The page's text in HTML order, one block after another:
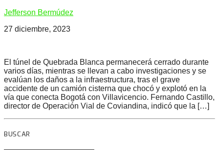
Jefferson Bermúdez
27 diciembre, 2023
El túnel de Quebrada Blanca permanecerá cerrado durante
varios días, mientras se llevan a cabo investigaciones y se
evalúan los daños a la infraestructura, tras el grave
accidente de un camión cisterna que chocó y explotó en la
vía que conecta Bogotá con Villavicencio. Fernando Castillo,
director de Operación Vial de Coviandina, indicó que la […]
BUSCAR